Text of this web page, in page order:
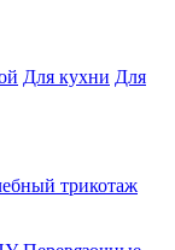
Для кухни Для
трикотаж